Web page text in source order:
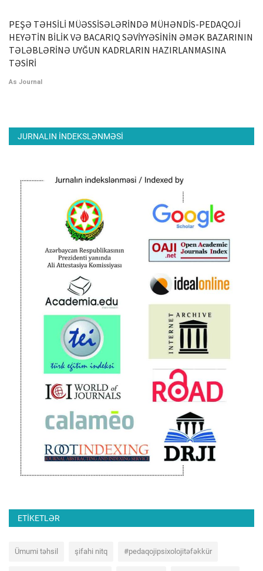
PEŞƏ TƏHSİLİ MÜƏSSİSƏLƏRİNDƏ MÜHƏNDİS-PEDAQOJİ
HEYƏTİN BİLİK VƏ BACARIQ SƏVİYYƏSİNİN ƏMƏK BAZARININ
TƏLƏBLƏRİNƏ UYĞUN KADRLARIN HAZIRLANMASINA
TƏSİRİ
As Journal
JURNALIN INDEKSLƏNMƏSI
ETIKETLƏR
Ümumi təhsil şifahi nitq #pedaqojipsixolojitəfəkkür